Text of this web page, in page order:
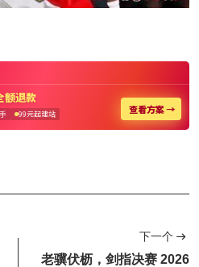
下一个
老骥伏枥，剑指决赛 2026